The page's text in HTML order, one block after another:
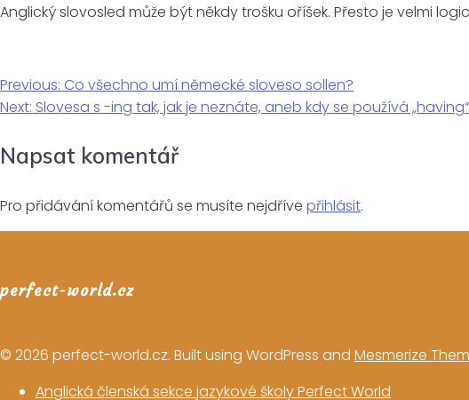
Anglický slovosled může být někdy trošku oříšek. Přesto je velmi
Navigace
pro
příspěvek
Previous: Previous
post:
Co všechno umí německé sloveso sollen?
Next: Next
Slovesa s -ing tak, jak je neznáte, aneb kdy se používá „having“
Napsat komentář
Pro přidávání komentářů se musíte nejdříve přihlásit.
perfect-world.cz
© 2026 perfect-world.cz. Built using WordPress and Mesmerize
Anglická členská sekce jazykové školy Perfect World